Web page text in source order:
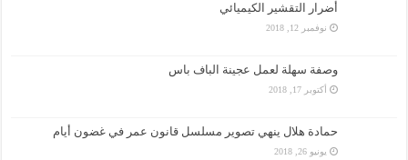
أضرار التقشير الكيميائي
نوفمبر 12, 2018
وصفة سهلة لعمل عجينة الباف باس
أكتوبر 17, 2018
حمادة هلال ينهي تصوير مسلسل قانون عمر في غضون أيام
يونيو 26, 2018